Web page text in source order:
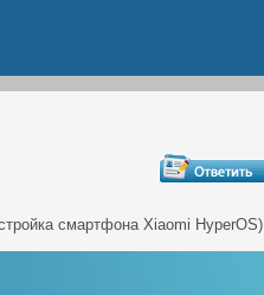
смартфона Xiaomi HyperOS)